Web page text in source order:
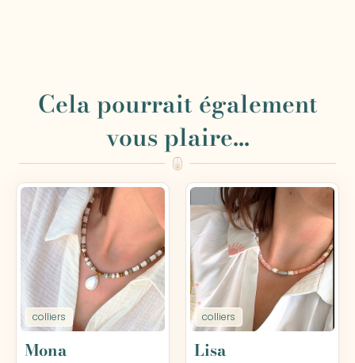
Cela pourrait également
vous plaire...
colliers
Mona
colliers
Lisa